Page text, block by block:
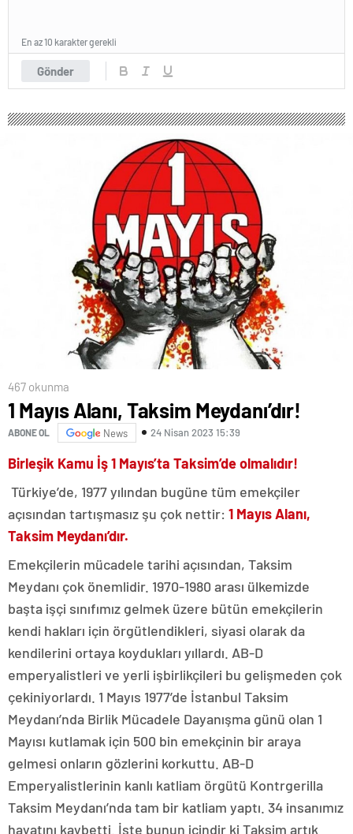
Gönder
En az 10 karakter gerekli
467 okunma
1 Mayıs Alanı, Taksim Meydanı’dır!
ABONE OL News 24 Nisan 2023 15:39
Birleşik Kamu İş 1 Mayıs’ta Taksim’de olmalıdır!
Türkiye’de, 1977 yılından bugüne tüm emekçiler
açısından tartışmasız şu çok nettir: 1 Mayıs Alanı,
Taksim Meydanı’dır.
Emekçilerin mücadele tarihi açısından, Taksim
Meydanı çok önemlidir. 1970-1980 arası ülkemizde
başta işçi sınıfımız gelmek üzere bütün emekçilerin
kendi hakları için örgütlendikleri, siyasi olarak da
kendilerini ortaya koydukları yıllardı. AB-D
emperyalistleri ve yerli işbirlikçileri bu gelişmeden çok
çekiniyorlardı. 1 Mayıs 1977’de İstanbul Taksim
Meydanı’nda Birlik Mücadele Dayanışma günü olan 1
Mayısı kutlamak için 500 bin emekçinin bir araya
gelmesi onların gözlerini korkuttu. AB-D
Emperyalistlerinin kanlı katliam örgütü Kontrgerilla
Taksim Meydanı’nda tam bir katliam yaptı. 34 insanımız
hayatını kaybetti. İşte bunun içindir ki Taksim artık